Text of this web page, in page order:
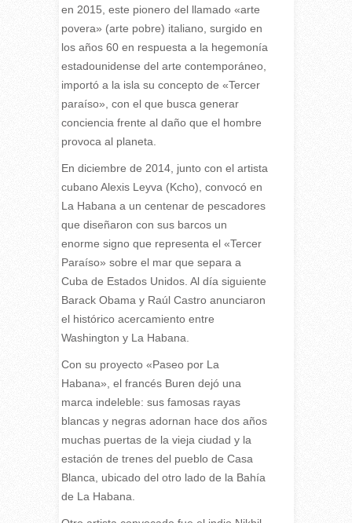
en 2015, este pionero del llamado «arte
povera» (arte pobre) italiano, surgido en
los años 60 en respuesta a la hegemonía
estadounidense del arte contemporáneo,
importó a la isla su concepto de «Tercer
paraíso», con el que busca generar
conciencia frente al daño que el hombre
provoca al planeta.
En diciembre de 2014, junto con el artista
cubano Alexis Leyva (Kcho), convocó en
La Habana a un centenar de pescadores
que diseñaron con sus barcos un
enorme signo que representa el «Tercer
Paraíso» sobre el mar que separa a
Cuba de Estados Unidos. Al día siguiente
Barack Obama y Raúl Castro anunciaron
el histórico acercamiento entre
Washington y La Habana.
Con su proyecto «Paseo por La
Habana», el francés Buren dejó una
marca indeleble: sus famosas rayas
blancas y negras adornan hace dos años
muchas puertas de la vieja ciudad y la
estación de trenes del pueblo de Casa
Blanca, ubicado del otro lado de la Bahía
de La Habana.